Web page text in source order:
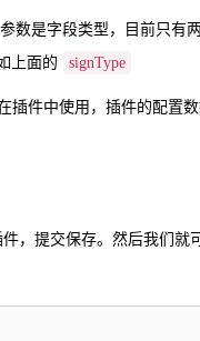
参数是字段类型，目前只有
上面的 signType
插件中使用，插件的配置
，提交保存。然后我们就